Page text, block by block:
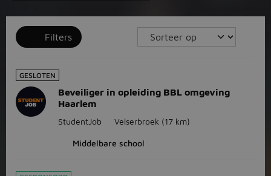
Filters
GESLOTEN
Beveiliger in opleiding BBL omgeving
Haarlem
StudentJob Velserbroek (17 km)
Middelbare school